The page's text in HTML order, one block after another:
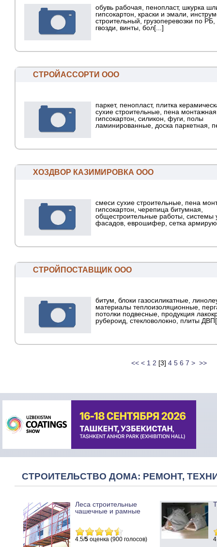
обувь рабочая, пенопласт, шкурка
гипсокартон, краски и эмали,
строительный, грузоперевозки по
гвозди, винты, бол[...]
СТРОЙАССОРТИ ООО
паркет, пенопласт, плитка
сухие строительные, пена
гипсокартон, силикон, фуги, полы
ламинированные, доска паркетная,
ХОЗДВОР КАЗИМИРОВКА ООО
смеси сухие строительные, пена
гипсокартон, черепица битумная,
общестроительные работы, системы
фасадов, еврошифер, сетка
СТРОЙПОСТАВЩИК ООО
битум, блоки газосиликатные,
материалы теплоизоляционные,
потолки подвесные, продукция
рубероид, стекловолокно, плиты
<< < 1 2 [3] 4 5 6 7 > >>
СТРОИТЕЛЬСТВО ДОМА: РЕМОНТ,
Леса строительные
чашечные и рамные
4.5/5 оценка (900 голосов)